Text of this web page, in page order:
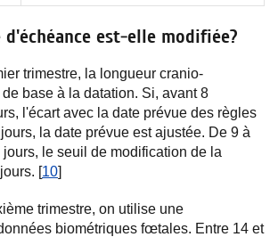
d'échéance est-elle modifiée?
trimestre, la longueur cranio-
base à la datation. Si, avant 8
l'écart avec la date prévue des règles
la date prévue est ajustée. De 9 à
le seuil de modification de la
[10]
trimestre, on utilise une
biométriques fœtales. Entre 14 et